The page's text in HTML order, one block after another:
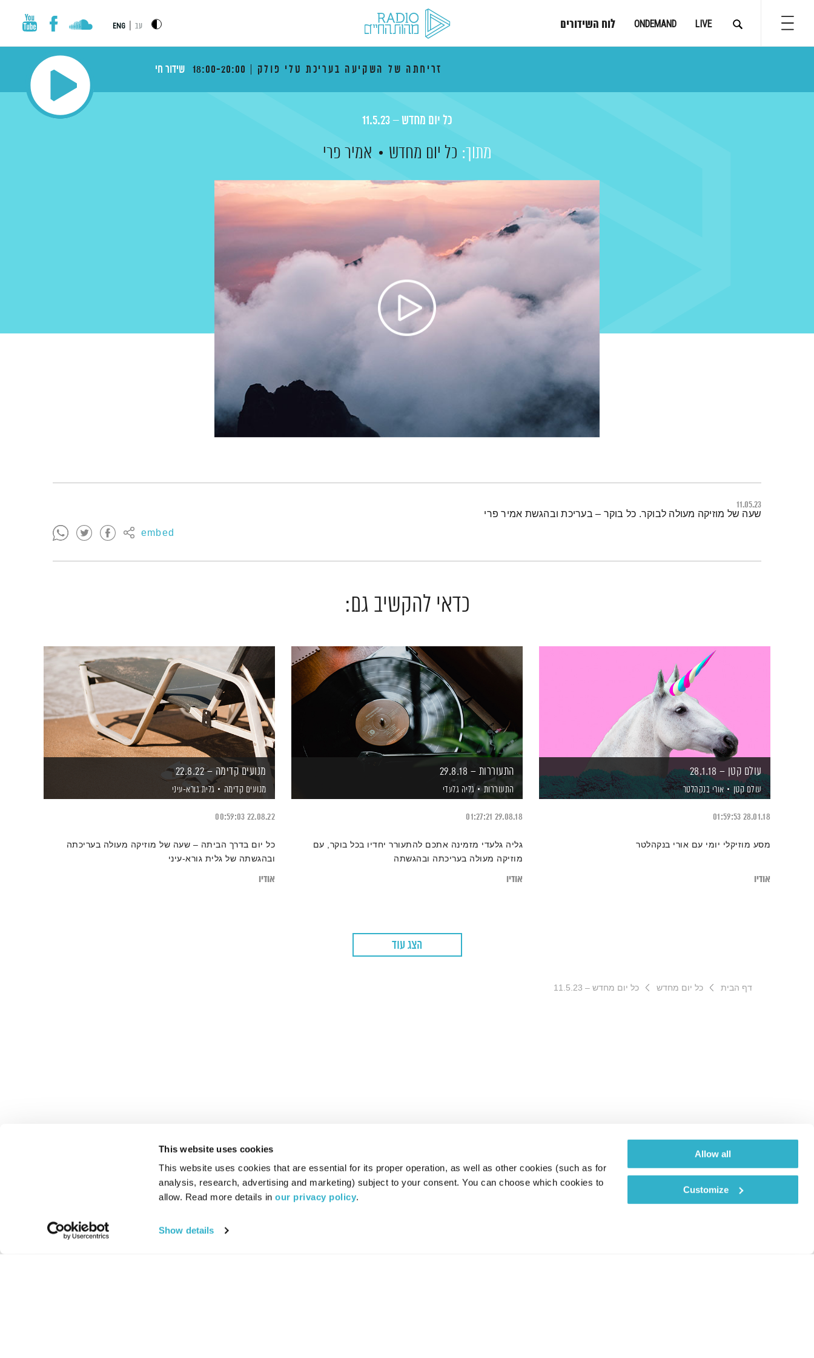
This website uses cookies
This website uses cookies that are essential for its proper operation, as well as other cookies (such as for
analysis, research, advertising and marketing) subject to your consent. You can choose which cookies to
allow. Read more details in our privacy policy.
Show details
Allow all
Customize
LIVE
ONDEMAND לוח השידורים עב ENG
זריחתה של השקיעה בעריכת טלי פולק 18:00-20:00 שידור חי
כל יום מחדש – 11.5.23
מתוך: כל יום מחדש אמיר פרי
11.05.23
embed
תמצית הפודקאסט
שעה של מוזיקה מעולה לבוקר. כל בוקר – בעריכת ובהגשת אמיר פרי
כדאי להקשיב גם:
עולם קטן – 28.1.18
עולם קטן אורי בנקהלטר
28.01.18
01:59:53
מסע מוזיקלי יומי עם אורי בנקהלטר
אודיו
התעוררות – 29.8.18
התעוררות גליה גלעדי
29.08.18
01:27:21
גליה גלעדי מזמינה אתכם להתעורר יחדיו בכל בוקר, עם
מוזיקה מעולה בעריכתה ובהגשתה
אודיו
מנועים קדימה – 22.8.22
מנועים קדימה גלית גורא-עיני
22.08.22
00:59:03
כל יום בדרך הביתה – שעה של מוזיקה מעולה בעריכתה
ובהגשתה של גלית גורא-עיני
אודיו
הצג עוד
דף הבית כל יום מחדש כל יום מחדש – 11.5.23